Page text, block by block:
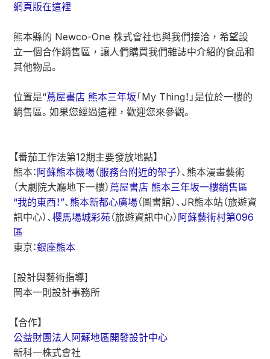
網頁版在這裡
熊本縣的 Newco-One 株式會社也與我們接洽，希望設
立一個合作銷售區，讓人們購買我們雜誌中介紹的食品和
其他物品。
位置是“蔦屋書店 熊本三年坂「My Thing！」是位於一樓的
銷售區。如果您經過這裡，歡迎您來參觀。
【番茄工作法第12期主要發放地點】
熊本： 阿蘇熊本機場（服務台附近的架子）、 熊本漫畫藝術
（大劇院大廳地下一樓） 蔦屋書店 熊本三年坂一樓銷售區
“我的東西！”、 熊本新都心廣場（圖書館）、JR熊本站（旅遊資
訊中心）、 櫻馬場城彩苑（旅遊資訊中心） 阿蘇藝術村第096
區
東京：銀座熊本
[設計與藝術指導]
岡本一則設計事務所
【合作】
公益財團法人阿蘇地區開發設計中心
新科一株式會社